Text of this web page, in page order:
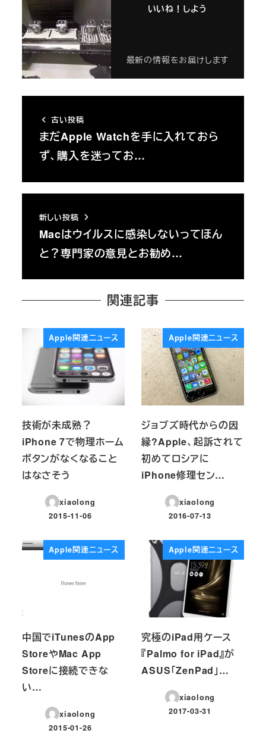
いいね！しよう
最新の情報をお届けします
古い投稿
まだApple Watchを手に入れておら
ず、購入を迷ってお…
新しい投稿
Macはウイルスに感染しないってほん
と？専門家の意見とお勧め…
関連記事
Apple関連ニュース
技術が未成熟？
iPhone 7で物理ホーム
ボタンがなくなること
はなさそう
xiaolong
投稿日
2015-11-06
Apple関連ニュース
ジョブズ時代からの因
縁?Apple、起訴されて
初めてロシアに
iPhone修理セン…
xiaolong
投稿日
2016-07-13
Apple関連ニュース
中国でiTunesのApp
StoreやMac App
Storeに接続できな
い…
xiaolong
投稿日
2015-01-26
Apple関連ニュース
究極のiPad用ケース
『Palmo for iPad』が
ASUS「ZenPad」…
xiaolong
投稿日
2017-03-31